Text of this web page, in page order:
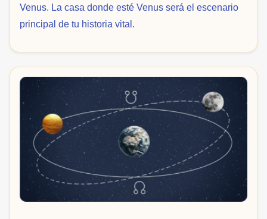
Venus. La casa donde esté Venus será el escenario
principal de tu historia vital.